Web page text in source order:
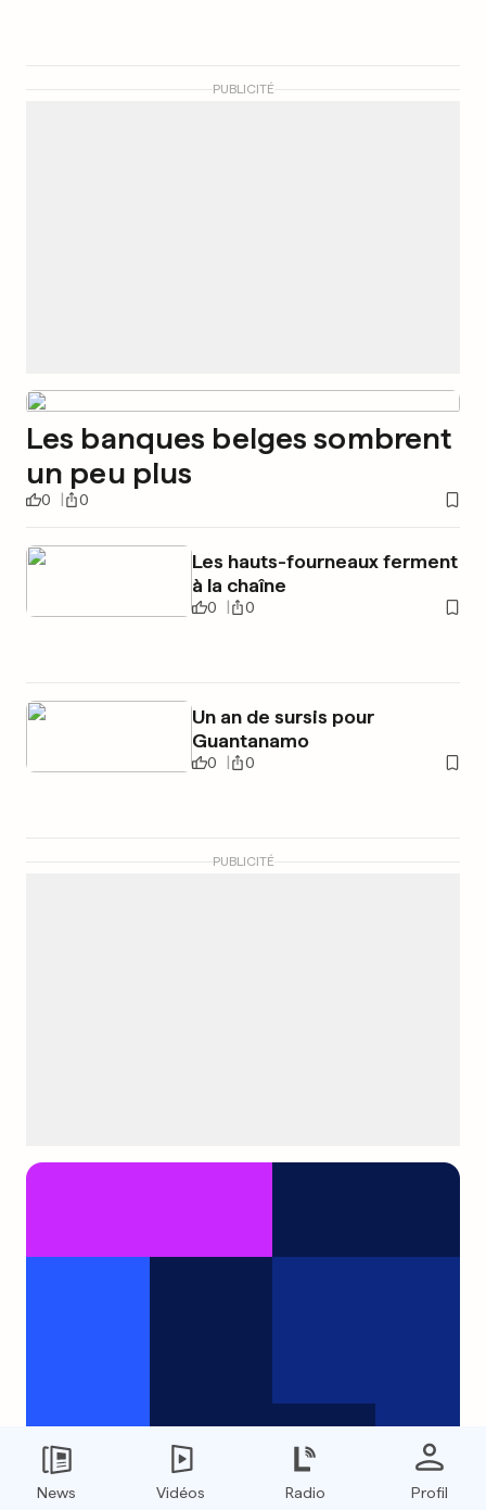
PUBLICITÉ
Les banques belges sombrent
un peu plus
0 0
Les hauts-fourneaux ferment
à la chaîne
0 0
Un an de sursis pour
Guantanamo
0 0
PUBLICITÉ
News Vidéos Radio Profil